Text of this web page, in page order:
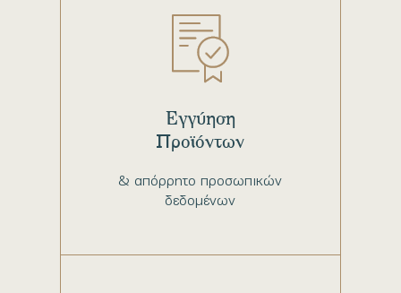
& απόρρητο προσωπικών
δεδομένων
Εγγύηση
Προϊόντων